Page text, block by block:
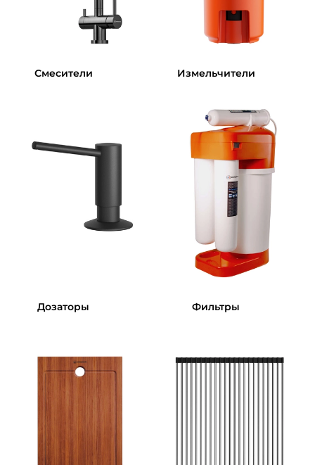
Смесители Измельчители
Дозаторы Фильтры